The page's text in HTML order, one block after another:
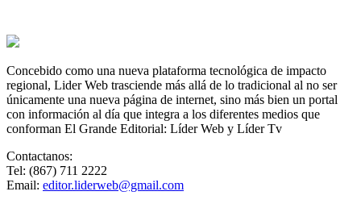
Concebido como una nueva plataforma tecnológica de impacto
regional, Lider Web trasciende más allá de lo tradicional al no ser
únicamente una nueva página de internet, sino más bien un portal
con información al día que integra a los diferentes medios que
conforman El Grande Editorial: Líder Web y Líder Tv
Contactanos:
Tel: (867) 711 2222
Email: editor.liderweb@gmail.com